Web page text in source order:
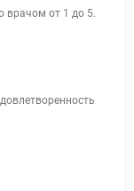
врачом от 1 до 5.